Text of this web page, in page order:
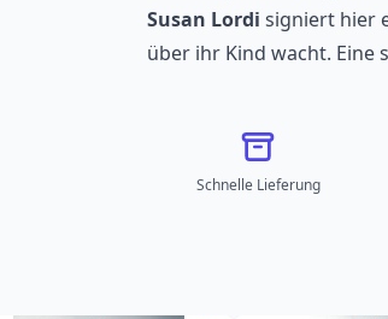
Susan Lordi signiert hier
über ihr Kind wacht. Eine
Schnelle Lieferung